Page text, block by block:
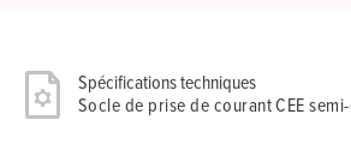
Spécifications techniques
Socle de prise de courant CEE